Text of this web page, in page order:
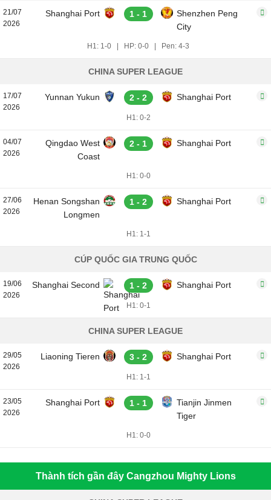
21/07
2026
Shanghai Port 1 - 1
Shenzhen Peng
City
H1: 1-0 HP: 0-0 Pen: 4-3
CHINA SUPER LEAGUE
17/07
2026
Yunnan Yukun 2 - 2 Shanghai Port
H1: 0-2
04/07
2026
Qingdao West
Coast
2 - 1 Shanghai Port
H1: 0-0
27/06
2026
Henan Songshan
Longmen
1 - 2 Shanghai Port
H1: 1-1
CÚP QUỐC GIA TRUNG QUỐC
19/06
2026
Shanghai Second 1 - 2 Shanghai Port
H1: 0-1
CHINA SUPER LEAGUE
29/05
2026
Liaoning Tieren 3 - 2 Shanghai Port
H1: 1-1
23/05
2026
Shanghai Port 1 - 1
Tianjin Jinmen
Tiger
H1: 0-0
Thành tích gần đây Cangzhou Mighty Lions